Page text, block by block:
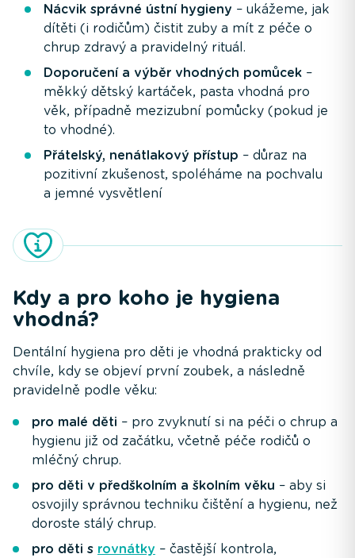
Nácvik správné ústní hygieny – ukážeme, jak
dítěti (i rodičům) čistit zuby a mít z péče o
chrup zdravý a pravidelný rituál.
Doporučení a výběr vhodných pomůcek –
měkký dětský kartáček, pasta vhodná pro
věk, případně mezizubní pomůcky (pokud je
to vhodné).
Přátelský, nenátlakový přístup – důraz na
pozitivní zkušenost, spoléháme na pochvalu
a jemné vysvětlení
Kdy a pro koho je hygiena
vhodná?
Dentální hygiena pro děti je vhodná prakticky od
chvíle, kdy se objeví první zoubek, a následně
pravidelně podle věku:
pro malé děti – pro zvyknutí si na péči o chrup a
hygienu již od začátku, včetně péče rodičů o
mléčný chrup.
pro děti v předškolním a školním věku – aby si
osvojily správnou techniku čištění a hygienu, než
doroste stálý chrup.
pro děti s rovnátky – častější kontrola,